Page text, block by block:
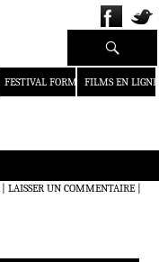
FESTIVAL FORMAT COURT
FILMS EN LIGNE
Recherche
LAISSER UN COMMENTAIRE|